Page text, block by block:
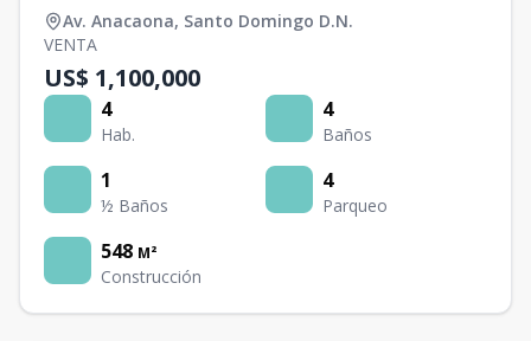
Av. Anacaona, Santo Domingo D.N.
VENTA
US$ 1,100,000
4
Hab.
4
Baños
1
½ Baños
4
Parqueo
548 M²
Construcción